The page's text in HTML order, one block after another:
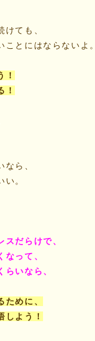
けても、
ことにはならないよ。
！
！
なら、
い。
スだらけで、
なって、
らいなら、
ために、
しよう！